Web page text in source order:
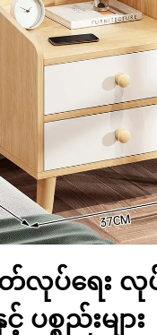
လုပ်ရေး လုပ်
ပစ္စည်းများ